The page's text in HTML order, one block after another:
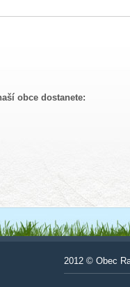
obce dostanete:
2012 © Obec